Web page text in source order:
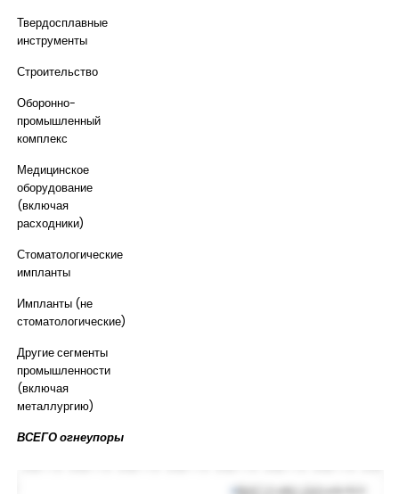
Твердосплавные
инструменты
Строительство
Оборонно-
промышленный
комплекс
Медицинское
оборудование
(включая
расходники)
Стоматологические
импланты
Импланты (не
стоматологические)
Другие сегменты
промышленности
(включая
металлургию)
ВСЕГО огнеупоры